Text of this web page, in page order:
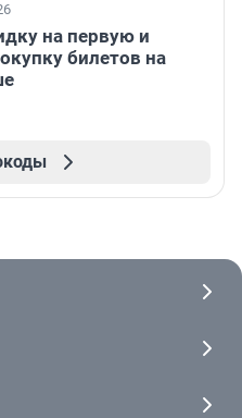
на первую и
билетов на